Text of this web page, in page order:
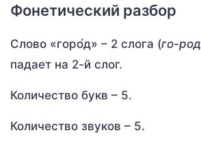
Фонетический разбор
Слово «горо́д» – 2 слога (го-род
падает на 2-й слог.
Количество букв – 5.
Количество звуков – 5.